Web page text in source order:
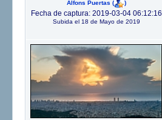
Alfons Puertas ( )
Fecha de captura: 2019-03-04 06:12:16
Subida el 18 de Mayo de 2019